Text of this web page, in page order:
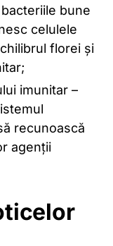
bune
celulele
florei și
imunitar –
recunoască
agenții